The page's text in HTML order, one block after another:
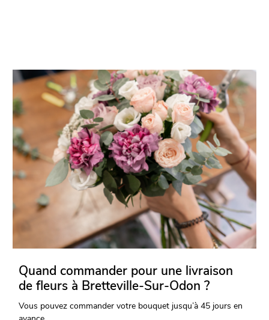
Quand commander pour une livraison
de fleurs à Bretteville-Sur-Odon ?
Vous pouvez commander votre bouquet jusqu’à 45 jours en